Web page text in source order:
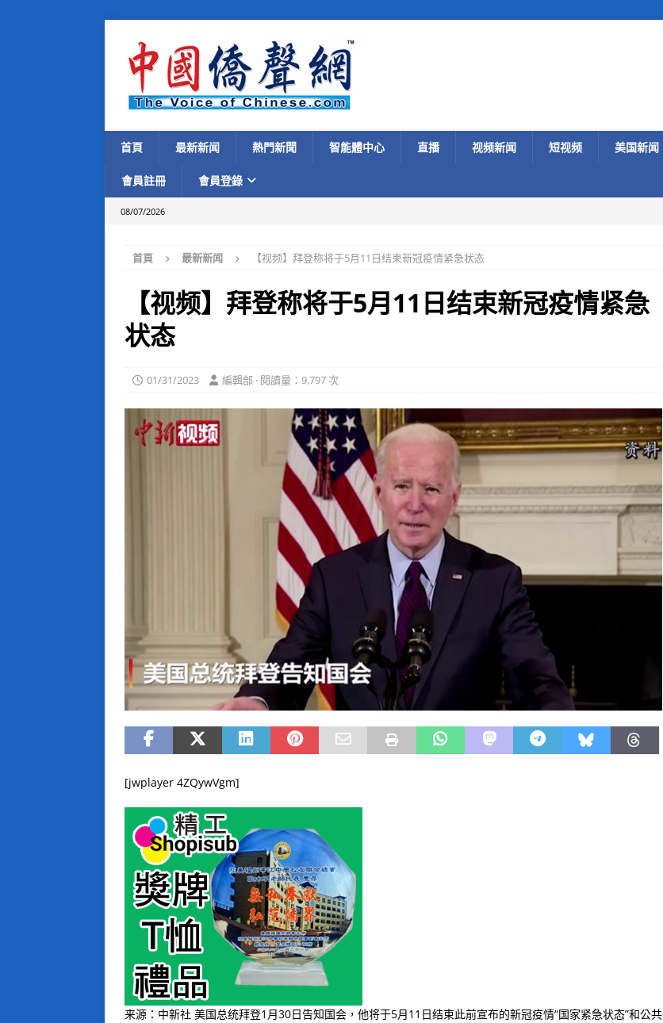
首頁 最新新闻 熱門新聞 智能體中心 直播 视频新闻 短视频 美国新闻
會員註冊 會員登錄
08/07/2026
首頁 最新新闻 【视频】拜登称将于5月11日结束新冠疫情紧急状态
【视频】拜登称将于5月11日结束新冠疫情紧急
状态
01/31/2023 編輯部 · 閱讀量：9,797 次
[jwplayer 4ZQywVgm]
来源：中新社 美国总统拜登1月30日告知国会，他将于5月11日结束此前宣布的新冠疫情“国家紧急状态”和公共